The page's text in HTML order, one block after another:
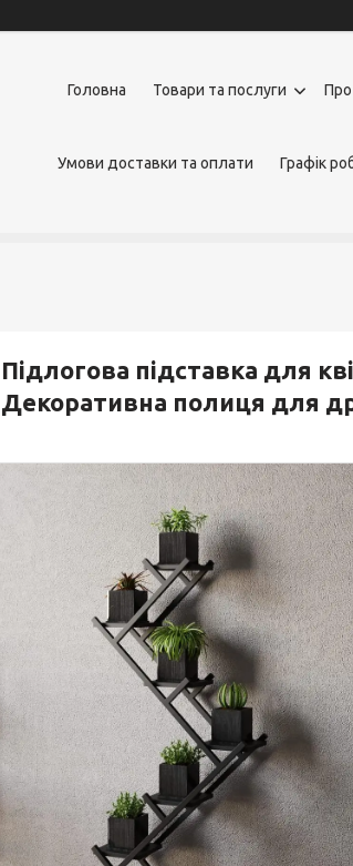
Головна Товари та послуги Про
Умови доставки та оплати Графік
Підлогова підставка для
Декоративна полиця для